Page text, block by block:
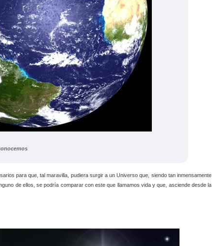
para que, tal maravilla, pudiera surgir a un Universo que, siendo tan inmensamente
de ellos, se podría comparar con este que llamamos vida y que, asciende desde la